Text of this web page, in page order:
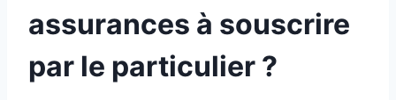
assurances à souscrire
par le particulier ?